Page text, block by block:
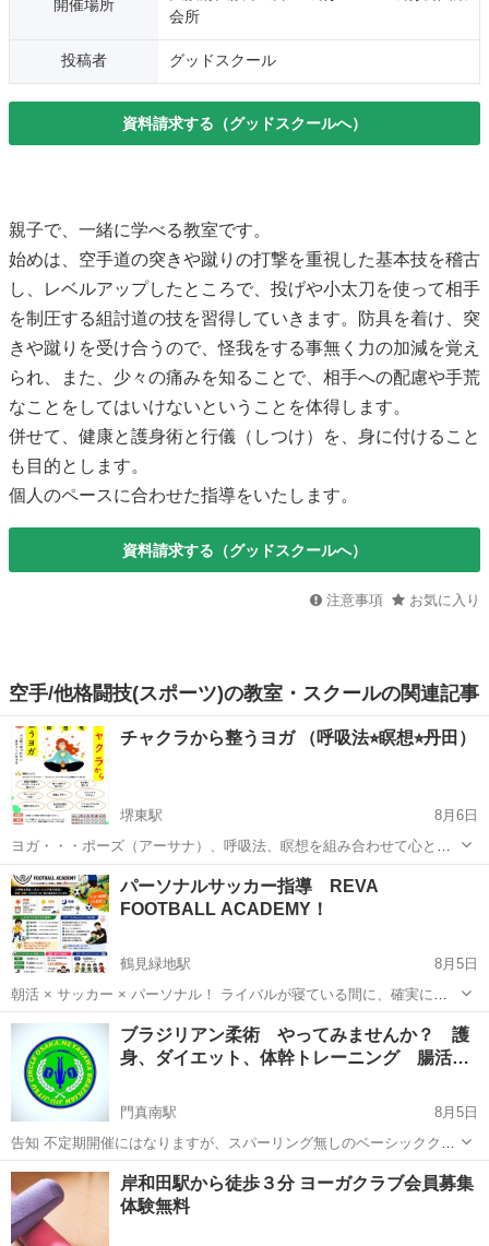
開催場所
会所
投稿者 グッドスクール
資料請求する（グッドスクールへ）
親子で、一緒に学べる教室です。
始めは、空手道の突きや蹴りの打撃を重視した基本技を稽古
し、レベルアップしたところで、投げや小太刀を使って相手
を制圧する組討道の技を習得していきます。防具を着け、突
きや蹴りを受け合うので、怪我をする事無く力の加減を覚え
られ、また、少々の痛みを知ることで、相手への配慮や手荒
なことをしてはいけないということを体得します。
併せて、健康と護身術と行儀（しつけ）を、身に付けること
も目的とします。
個人のペースに合わせた指導をいたします。
資料請求する（グッドスクールへ）
注意事項 お気に入り
空手/他格闘技(スポーツ)の教室・スクールの関連記事
チャクラから整うヨガ （呼吸法⭐︎瞑想⭐︎丹田）
堺東駅
8月6日
ヨガ・・・ポーズ（アーサナ）、呼吸法、瞑想を組み合わせて心と体
の安定を目指すもの。 ブレインヨガ・・・腸に特化し、腸脳相関を活
用し、カラダ・ココロ・ブレイン（脳）にアクセスします。 内容：個
別ヒアリングとあなたに合わせたケ...
大阪 堺市 堺東駅 気功 呼吸法
パーソナルサッカー指導 REVA
FOOTBALL ACADEMY！
鶴見緑地駅
8月5日
朝活 × サッカー × パーソナル！ ライバルが寝ている間に、確実に差
をつけよう！！！ 小学校1年生〜大人、シニアまでを対象に、朝練、
昼練、夜練のサッカー個人指導を行っています。 基本的に朝6時〜7時
半までの間で1時間程...
大阪 大阪市 鶴見緑地駅 サッカー パーソナル
ブラジリアン柔術 やってみませんか？ 護
身、ダイエット、体幹トレーニング 腸活…
門真南駅
8月5日
告知 不定期開催にはなりますが、スパーリング無しのベーシッククラ
スを発足しました 女性に大人気のコアトレーニング 簡単なマット運動
クラスですよ JIU-JITSU FLOW です 19:00〜20:45 門真市立総合体
育...
大阪 門真市 門真南駅 空手/他格闘技 ブラジリアン柔術
岸和田駅から徒歩３分 ヨーガクラブ会員募集
体験無料